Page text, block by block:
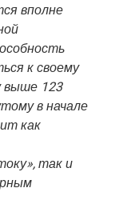
вполне
к своему
выше 123
в начале
как
так и